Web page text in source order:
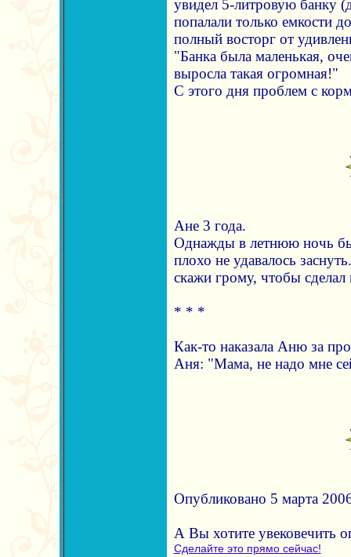
увидел 5-литровую банку
попалали только емкости
полный восторг от
"Банка была маленькая,
выросла такая огромная!"
С этого дня проблем с
Ане 3 года.
Однажды в летнюю ночь
плохо не удавалось
скажи грому, чтобы
* * *
Как-то наказала Аню за
Аня: "Мама, не надо мне
Опубликовано 5 марта
А Вы хотите увековечить
Сделайте это прямо сейчас!